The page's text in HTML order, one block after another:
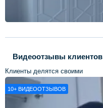
Видеоотзывы клиентов
Клиенты делятся своими
впечатлениями о нашей работе
10+ ВИДЕООТЗЫВОВ